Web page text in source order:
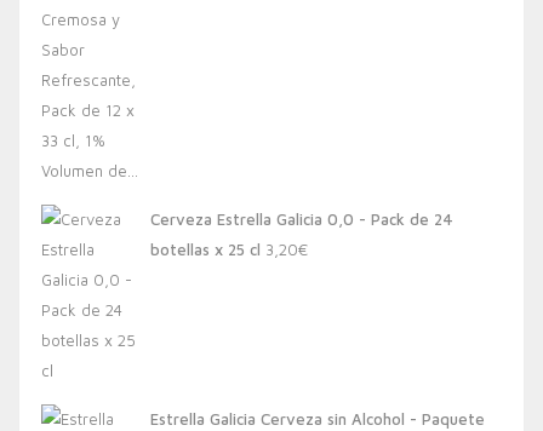
Cerveza Estrella Galicia 0,0 - Pack de 24
botellas x 25 cl 3,20€
Estrella Galicia Cerveza sin Alcohol - Paquete